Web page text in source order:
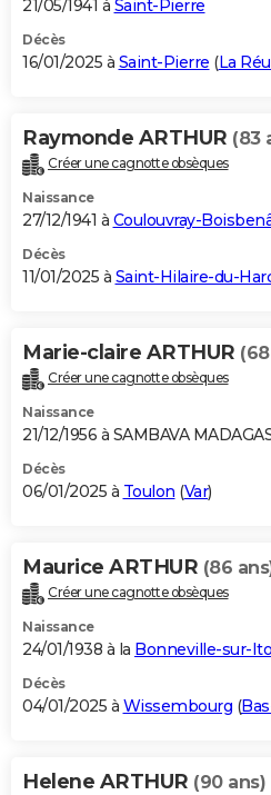
21/05/1941 à Saint-Pierre
Décès
16/01/2025 à Saint-Pierre (La
Raymonde ARTHUR (83
Créer une cagnotte obsèques
Naissance
27/12/1941 à Coulouvray-
Décès
11/01/2025 à Saint-Hilaire-du-
Marie-claire ARTHUR
Créer une cagnotte obsèques
Naissance
21/12/1956 à SAMBAVA
Décès
06/01/2025 à Toulon (Var)
Maurice ARTHUR (86
Créer une cagnotte obsèques
Naissance
24/01/1938 à la Bonneville-sur-
Décès
04/01/2025 à Wissembourg (
Helene ARTHUR (90 ans)